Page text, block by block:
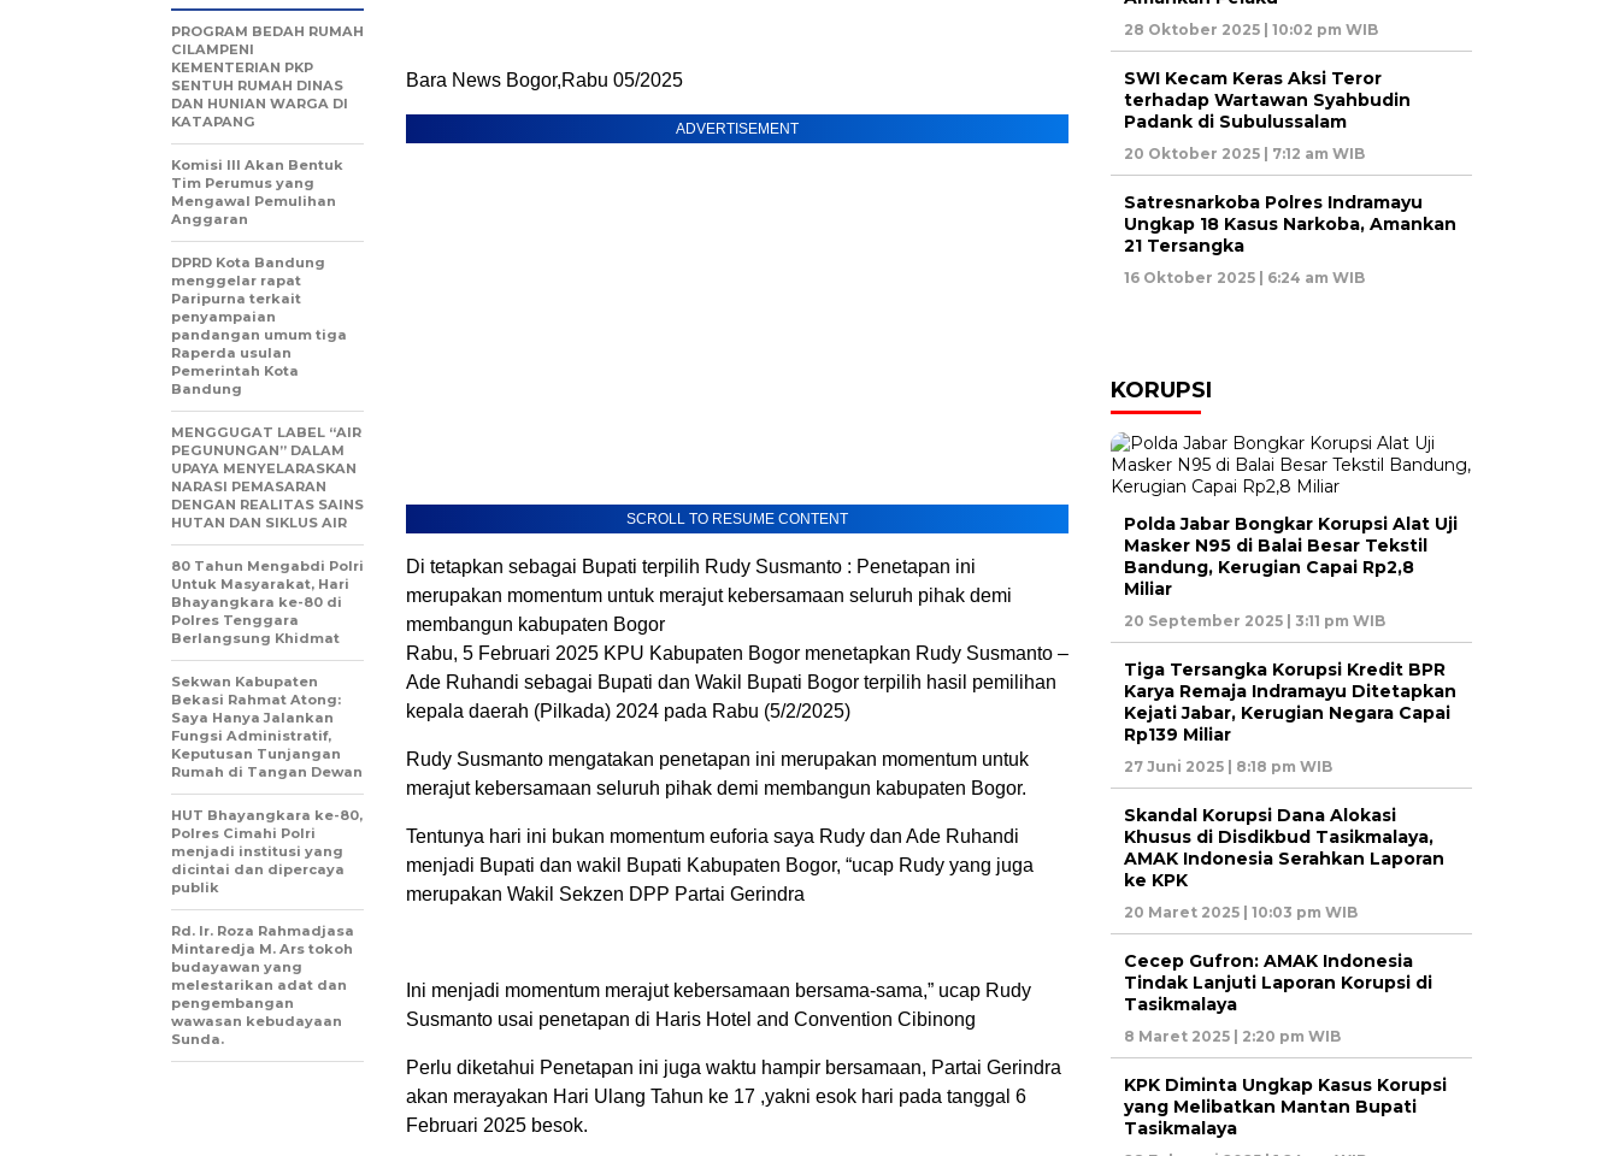
Bara News Bogor,Rabu 05/2025
ADVERTISEMENT
SCROLL TO RESUME CONTENT
Di tetapkan sebagai Bupati terpilih Rudy Susmanto : Penetapan ini
merupakan momentum untuk merajut kebersamaan seluruh pihak demi
membangun kabupaten Bogor
Rabu, 5 Februari 2025 KPU Kabupaten Bogor menetapkan Rudy Susmanto –
Ade Ruhandi sebagai Bupati dan Wakil Bupati Bogor terpilih hasil pemilihan
kepala daerah (Pilkada) 2024 pada Rabu (5/2/2025)
Rudy Susmanto mengatakan penetapan ini merupakan momentum untuk
merajut kebersamaan seluruh pihak demi membangun kabupaten Bogor.
Tentunya hari ini bukan momentum euforia saya Rudy dan Ade Ruhandi
menjadi Bupati dan wakil Bupati Kabupaten Bogor, “ucap Rudy yang juga
merupakan Wakil Sekzen DPP Partai Gerindra
Ini menjadi momentum merajut kebersamaan bersama-sama,” ucap Rudy
Susmanto usai penetapan di Haris Hotel and Convention Cibinong
Perlu diketahui Penetapan ini juga waktu hampir bersamaan, Partai Gerindra
akan merayakan Hari Ulang Tahun ke 17 ,yakni esok hari pada tanggal 6
Februari 2025 besok.
PROGRAM BEDAH RUMAH
CILAMPENI
KEMENTERIAN PKP
SENTUH RUMAH DINAS
DAN HUNIAN WARGA DI
KATAPANG
Komisi III Akan Bentuk
Tim Perumus yang
Mengawal Pemulihan
Anggaran
DPRD Kota Bandung
menggelar rapat
Paripurna terkait
penyampaian
pandangan umum tiga
Raperda usulan
Pemerintah Kota
Bandung
MENGGUGAT LABEL “AIR
PEGUNUNGAN” DALAM
UPAYA MENYELARASKAN
NARASI PEMASARAN
DENGAN REALITAS SAINS
HUTAN DAN SIKLUS AIR
80 Tahun Mengabdi Polri
Untuk Masyarakat, Hari
Bhayangkara ke-80 di
Polres Tenggara
Berlangsung Khidmat
Sekwan Kabupaten
Bekasi Rahmat Atong:
Saya Hanya Jalankan
Fungsi Administratif,
Keputusan Tunjangan
Rumah di Tangan Dewan
HUT Bhayangkara ke-80,
Polres Cimahi Polri
menjadi institusi yang
dicintai dan dipercaya
publik
Rd. Ir. Roza Rahmadjasa
Mintaredja M. Ars tokoh
budayawan yang
melestarikan adat dan
pengembangan
wawasan kebudayaan
Sunda.
28 Oktober 2025 | 10:02 pm WIB
SWI Kecam Keras Aksi Teror
terhadap Wartawan Syahbudin
Padank di Subulussalam
20 Oktober 2025 | 7:12 am WIB
Satresnarkoba Polres Indramayu
Ungkap 18 Kasus Narkoba, Amankan
21 Tersangka
16 Oktober 2025 | 6:24 am WIB
KORUPSI
Polda Jabar Bongkar Korupsi Alat Uji
Masker N95 di Balai Besar Tekstil
Bandung, Kerugian Capai Rp2,8
Miliar
20 September 2025 | 3:11 pm WIB
Tiga Tersangka Korupsi Kredit BPR
Karya Remaja Indramayu Ditetapkan
Kejati Jabar, Kerugian Negara Capai
Rp139 Miliar
27 Juni 2025 | 8:18 pm WIB
Skandal Korupsi Dana Alokasi
Khusus di Disdikbud Tasikmalaya,
AMAK Indonesia Serahkan Laporan
ke KPK
20 Maret 2025 | 10:03 pm WIB
Cecep Gufron: AMAK Indonesia
Tindak Lanjuti Laporan Korupsi di
Tasikmalaya
8 Maret 2025 | 2:20 pm WIB
KPK Diminta Ungkap Kasus Korupsi
yang Melibatkan Mantan Bupati
Tasikmalaya